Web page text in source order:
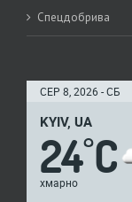
Спецдобрива
СЕР 8, 2026 - СБ
KYIV, UA
24°C
хмарно